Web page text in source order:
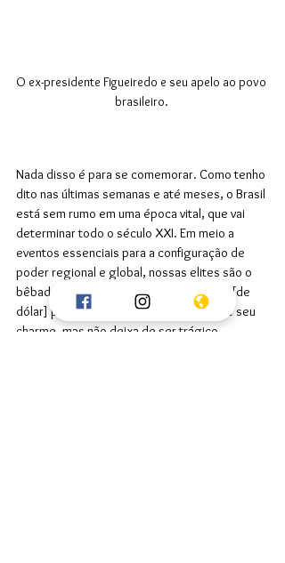
O ex-presidente Figueiredo e seu apelo ao povo
brasileiro.
Nada disso é para se comemorar. Como tenho
dito nas últimas semanas e até meses, o Brasil
está sem rumo em uma época vital, que vai
determinar todo o século XXI. Em meio a
eventos essenciais para a configuração de
poder regional e global, nossas elites são o
bêbado da praça mendigando centavos [de
dólar] para comprar mais pinga. Tem até seu
charme, mas não deixa de ser trágico.